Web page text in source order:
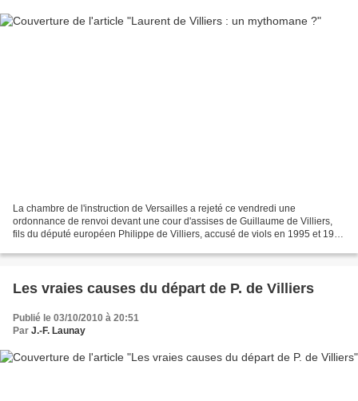
La chambre de l'instruction de Versailles a rejeté ce vendredi une
ordonnance de renvoi devant une cour d'assises de Guillaume de Villiers,
fils du député européen Philippe de Villiers, accusé de viols en 1995 et 1996
Les vraies causes du départ de P. de Villiers
Publié le 03/10/2010 à 20:51
Par J.-F. Launay